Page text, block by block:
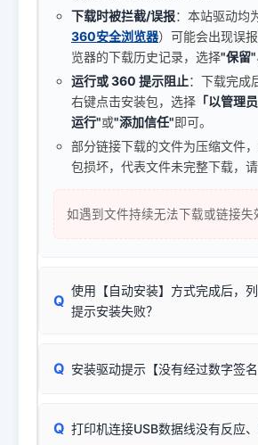
下载时被拦截/误报：本站驱动均
360安全浏览器）可能会出现误
览器的下载历史记录，选择"保留"
运行或 360 提示阻止：下载完成
右键点击安装包，选择 「以管理
运行"或"添加信任"即可。
部分链接下载的文件为压缩文件
包损坏，代表文件未完整下载，请
如遇到文件持续无法下载或链接失
Q
使用【自动安装】方式完成后，
提示安装失败？
由于本站驱动包集成了32位和64位
✔
Q 安装驱动提示【没有经过数字签
往往会弹出此类提示。
Q 打印机连接USB数据线没有反应